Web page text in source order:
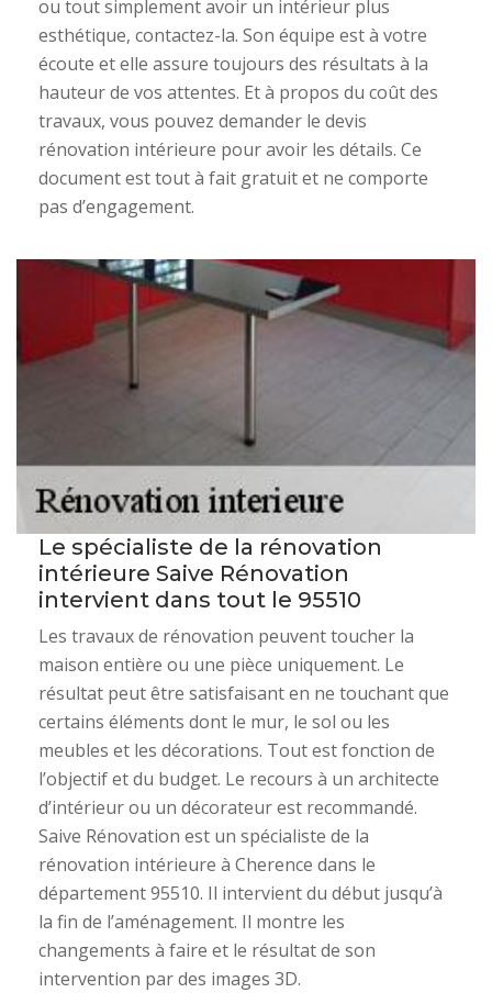
ou tout simplement avoir un intérieur plus
esthétique, contactez-la. Son équipe est à votre
écoute et elle assure toujours des résultats à la
hauteur de vos attentes. Et à propos du coût des
travaux, vous pouvez demander le devis
rénovation intérieure pour avoir les détails. Ce
document est tout à fait gratuit et ne comporte
pas d’engagement.
Le spécialiste de la rénovation
intérieure Saive Rénovation
intervient dans tout le 95510
Les travaux de rénovation peuvent toucher la
maison entière ou une pièce uniquement. Le
résultat peut être satisfaisant en ne touchant que
certains éléments dont le mur, le sol ou les
meubles et les décorations. Tout est fonction de
l’objectif et du budget. Le recours à un architecte
d’intérieur ou un décorateur est recommandé.
Saive Rénovation est un spécialiste de la
rénovation intérieure à Cherence dans le
département 95510. Il intervient du début jusqu’à
la fin de l’aménagement. Il montre les
changements à faire et le résultat de son
intervention par des images 3D.